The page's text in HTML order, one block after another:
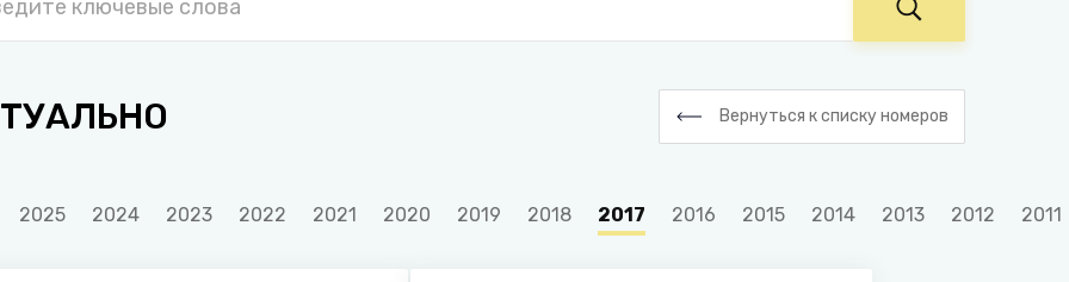
Вернуться к списку номеров
2025 2024 2023 2022 2021 2020 2019 2018 2017 2016 2015 2014 2013 2012 2011